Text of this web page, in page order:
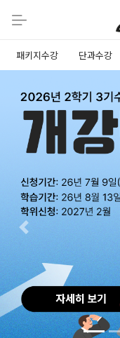
패키지수강 단과수강
Previous